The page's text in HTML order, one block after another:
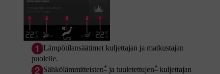
Lämpötilansäätimet kuljettajan ja matkustajan
puolelle.
Sähkölämmitteisten* ja tuuletettujen* kuljettajan